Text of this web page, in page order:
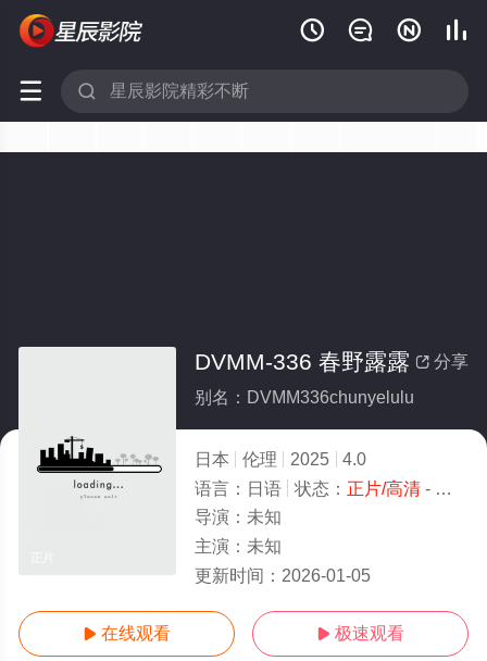
   
 
 分享
DVMM-336 春野露露
别名：DVMM336chunyelulu
日本 伦理 2025
4.0
语言： 日语 状态： 正片/高清- 免费在线观看
导演： 未知
主演： 未知
更新时间： 2026-01-05
 在线观看  极速观看